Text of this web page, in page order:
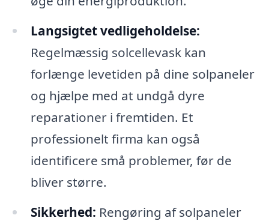
Langsigtet vedligeholdelse:
Regelmæssig solcellevask kan
forlænge levetiden på dine solpaneler
og hjælpe med at undgå dyre
reparationer i fremtiden. Et
professionelt firma kan også
identificere små problemer, før de
bliver større.
Sikkerhed: Rengøring af solpaneler